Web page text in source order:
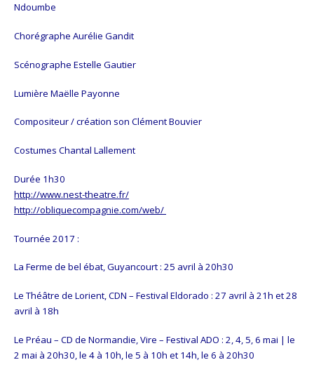
Ndoumbe
Chorégraphe Aurélie Gandit
Scénographe Estelle Gautier
Lumière Maëlle Payonne
Compositeur / création son Clément Bouvier
Costumes Chantal Lallement
Durée 1h30
http://www.nest-theatre.fr/
http://obliquecompagnie.com/web/
Tournée 2017 :
La Ferme de bel ébat, Guyancourt : 25 avril à 20h30
Le Théâtre de Lorient, CDN – Festival Eldorado : 27 avril à 21h et 28
avril à 18h
Le Préau – CD de Normandie, Vire – Festival ADO : 2, 4, 5, 6 mai | le
2 mai à 20h30, le 4 à 10h, le 5 à 10h et 14h, le 6 à 20h30